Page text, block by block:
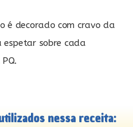
é decorado com cravo da
sobre cada
nessa receita: